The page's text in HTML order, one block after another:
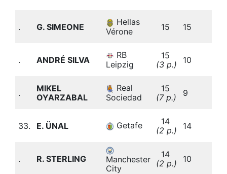
. G. SIMEONE
Hellas
Vérone
15 15
. ANDRÉ SILVA
RB
Leipzig
15
(3 p.)
10
.
MIKEL
OYARZABAL
Real
Sociedad
15
(7 p.)
9
33. E. ÜNAL Getafe
14
(2 p.)
14
. R. STERLING
Manchester
City
14
(2 p.)
10